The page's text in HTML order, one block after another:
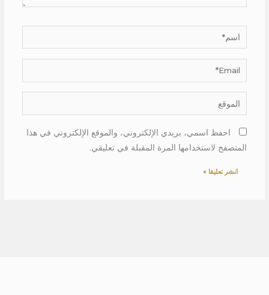
اسم*
Email*
الموقع
احفظ اسمي، بريدي الإلكتروني، والموقع الإلكتروني في هذا
المتصفح لاستخدامها المرة المقبلة في تعليقي.